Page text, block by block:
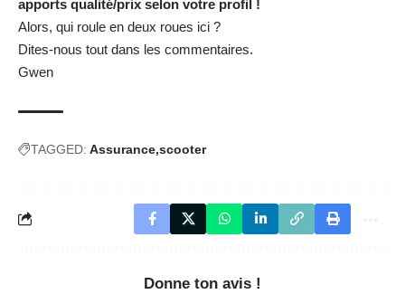
apports qualité/prix selon votre profil !
Alors, qui roule en deux roues ici ?
Dites-nous tout dans les commentaires.
Gwen
TAGGED: Assurance scooter
Donne ton avis !